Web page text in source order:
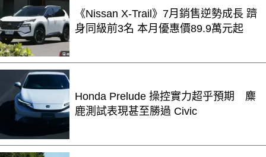
《Nissan X-Trail》7月銷售逆勢成長 躋
身同級前3名 本月優惠價89.9萬元起
Honda Prelude 操控實力超乎預期 麋
鹿測試表現甚至勝過 Civic